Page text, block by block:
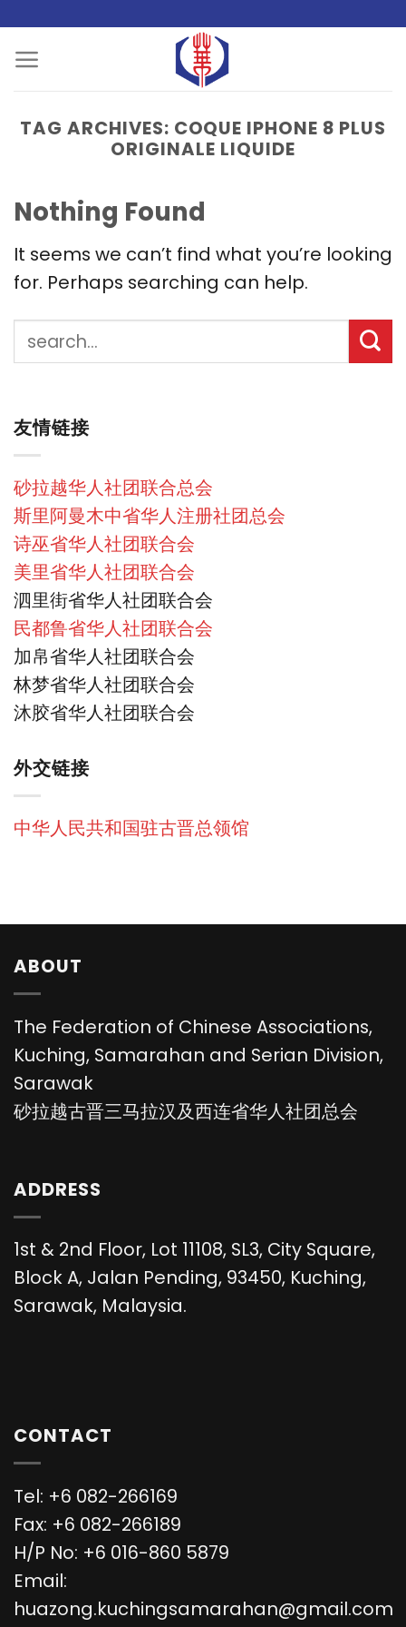
content
TAG ARCHIVES: COQUE IPHONE 8 PLUS
ORIGINALE LIQUIDE
Nothing Found
It seems we can’t find what you’re looking
for. Perhaps searching can help.
友情链接
砂拉越华人社团联合总会
斯里阿曼木中省华人注册社团总会
诗巫省华人社团联合会
美里省华人社团联合会
泗里街省华人社团联合会
民都鲁省华人社团联合会
加帛省华人社团联合会
林梦省华人社团联合会
沐胶省华人社团联合会
外交链接
中华人民共和国驻古晋总领馆
ABOUT
The Federation of Chinese Associations,
Kuching, Samarahan and Serian Division,
Sarawak
砂拉越古晋三马拉汉及西连省华人社团总会
ADDRESS
1st & 2nd Floor, Lot 11108, SL3, City Square,
Block A, Jalan Pending, 93450, Kuching,
Sarawak, Malaysia.
CONTACT
Tel: +6 082-266169
Fax: +6 082-266189
H/P No: +6 016-860 5879
Email:
huazong.kuchingsamarahan@gmail.com